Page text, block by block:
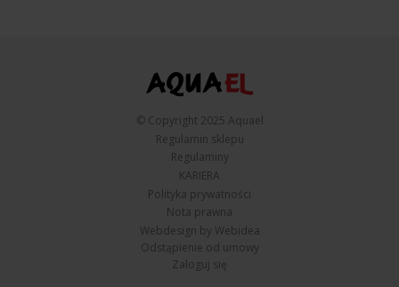
© Copyright 2025 Aquael
Regulamin sklepu
Regulaminy
KARIERA
Polityka prywatności
Nota prawna
Webdesign by Webidea
Odstąpienie od umowy
Zaloguj się